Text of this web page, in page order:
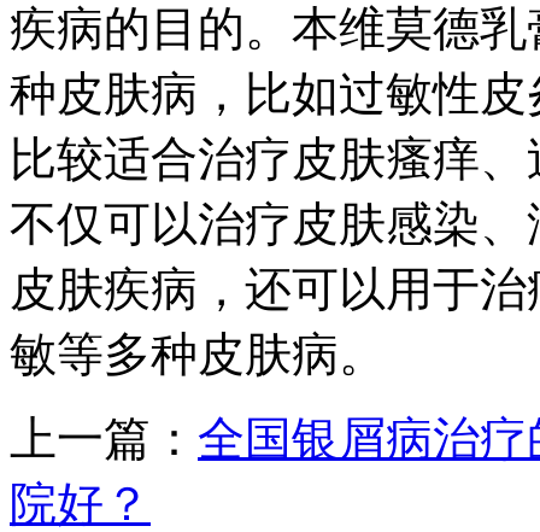
疾病的目的。本维莫德
种皮肤病，比如过敏性
比较适合治疗皮肤瘙痒
不仅可以治疗皮肤感染
皮肤疾病，还可以用于
敏等多种皮肤病。
上一篇： 全国银屑病治
院好？